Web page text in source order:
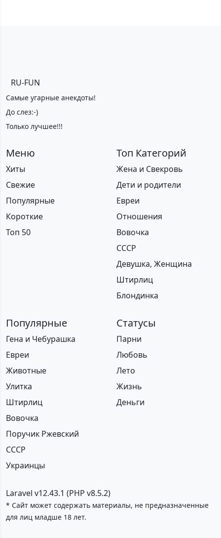
RU-FUN
Самые угарные анекдоты!
До слез:-)
Только лучшее!!!
Меню
Хиты
Свежие
Популярные
Короткие
Топ 50
Топ Категорий
Жена и Свекровь
Дети и родители
Евреи
Отношения
Вовочка
СССР
Девушка, Женщина
Штирлиц
Блондинка
Популярные
Гена и Чебурашка
Евреи
Животные
Улитка
Штирлиц
Вовочка
Поручик Ржевский
СССР
Украинцы
Статусы
Парни
Любовь
Лето
Жизнь
Деньги
Laravel v12.43.1 (PHP v8.5.2)
* Сайт может содержать материалы, не предназначенные
для лиц младше 18 лет.